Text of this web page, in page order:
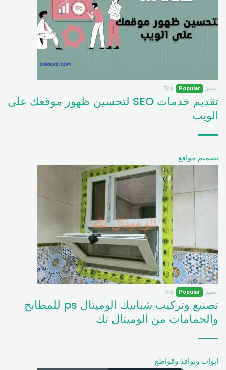
مميز Popular
Top
تقديم خدمات SEO لتحسين ظهور موقعك على
الويب
تصميم مواقع
مميز Popular
Top
تصنيع وتركيب شبابيك الوميتال ps للمطابخ
والحمامات من الوميتال تك
ابواب ونوافذ وقواطع